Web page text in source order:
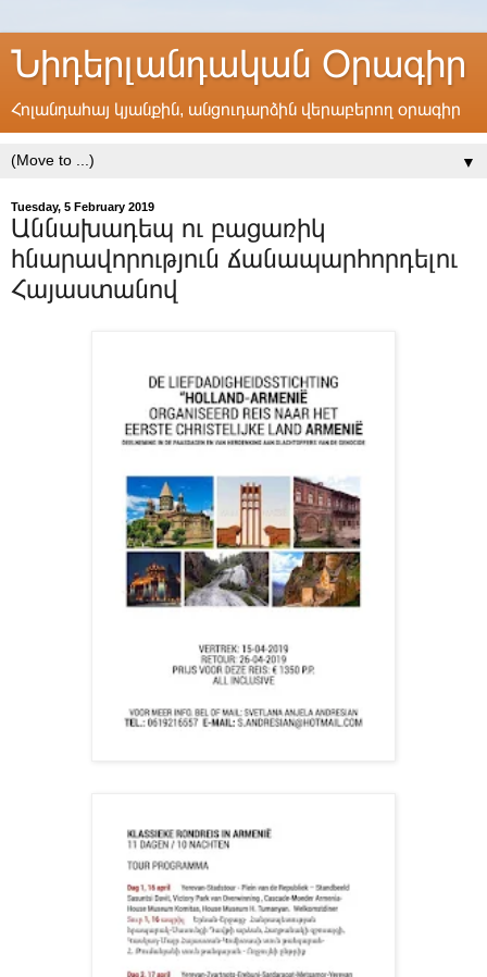
Նիդերլանդական Օրագիր
Հոլանդահայ կյանքին, անցուդարձին վերաբերող օրագիր
▼
Tuesday, 5 February 2019
Աննախադեպ ու բացառիկ
հնարավորություն ճանապարհորդելու
Հայաստանով